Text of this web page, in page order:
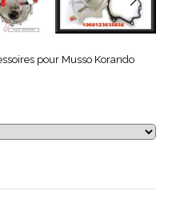
pour Musso Korando